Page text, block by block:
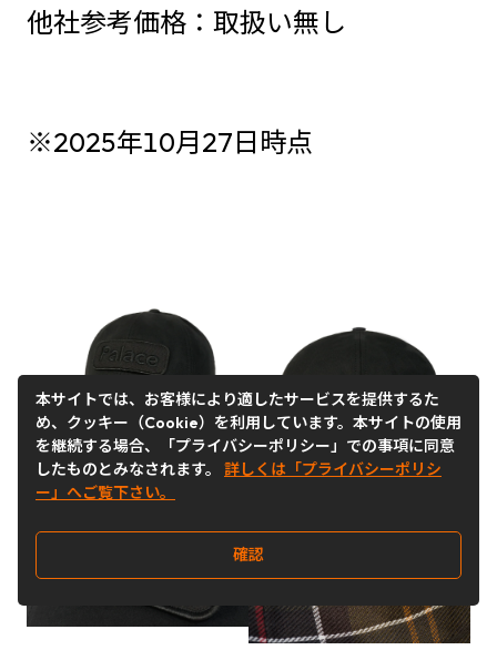
他社参考価格：取扱い無し
※2025年10月27日時点
本サイトでは、お客様により適したサービスを提供するた
め、クッキー（Cookie）を利用しています。本サイトの使用
を継続する場合、「プライバシーポリシー」での事項に同意
したものとみなされます。 詳しくは「プライバシーポリシ
ー」へご覧下さい。
確認